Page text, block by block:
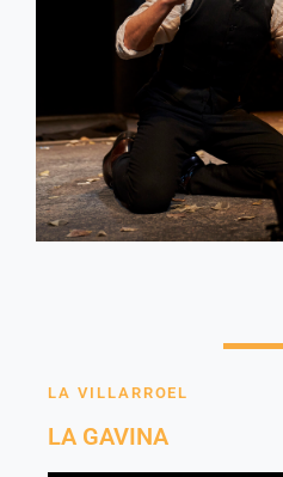
Compres realitzades abans del
LA VILLARROEL
LA GAVINA